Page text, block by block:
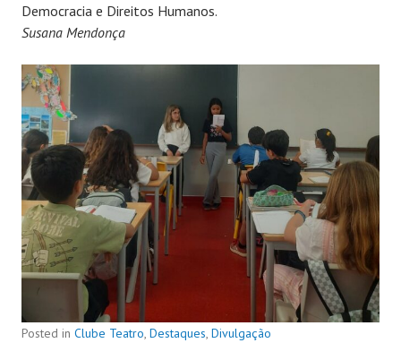
Democracia e Direitos Humanos.
Susana Mendonça
Posted in Clube Teatro, Destaques, Divulgação